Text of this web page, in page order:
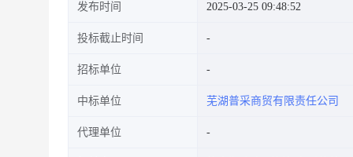
发布时间 2025-03-25 09:48:52
投标截止时间
招标单位
中标单位 芜湖普采商贸有限责任公司
代理单位